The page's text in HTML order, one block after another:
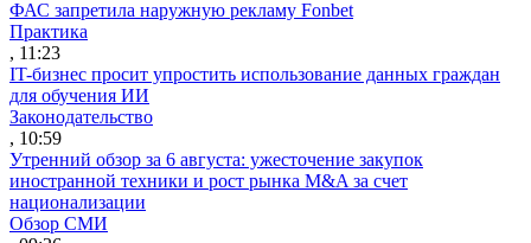
ФАС запретила наружную рекламу Fonbet
Практика
, 11:23
IT-бизнес просит упростить использование данных граждан
для обучения ИИ
Законодательство
, 10:59
Утренний обзор за 6 августа: ужесточение закупок
иностранной техники и рост рынка M&A за счет
национализации
Обзор СМИ